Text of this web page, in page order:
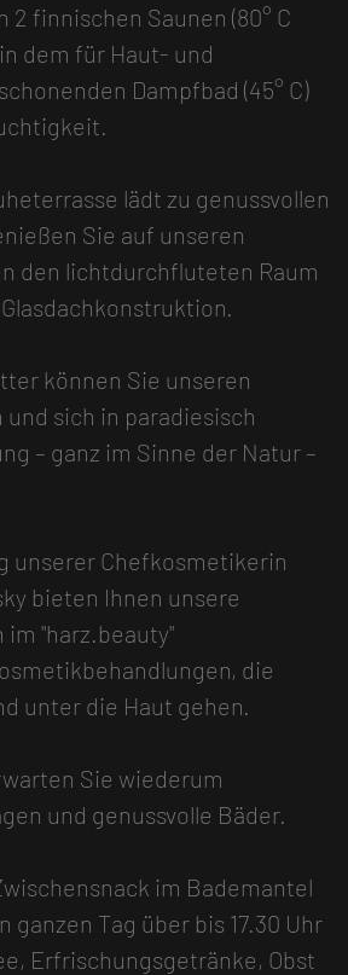
2 finnischen Saunen (80° C
dem für Haut- und
Dampfbad (45° C)
lädt zu genussvollen
Sie auf unseren
den lichtdurchfluteten Raum
können Sie unseren
sich in paradiesisch
– ganz im Sinne der Natur –
unserer Chefkosmetikerin
bieten Ihnen unsere
"harz.beauty"
die
unter die Haut gehen.
Sie wiederum
und genussvolle Bäder.
im Bademantel
ganzen Tag über bis 17.30 Uhr
Erfrischungsgetränke, Obst